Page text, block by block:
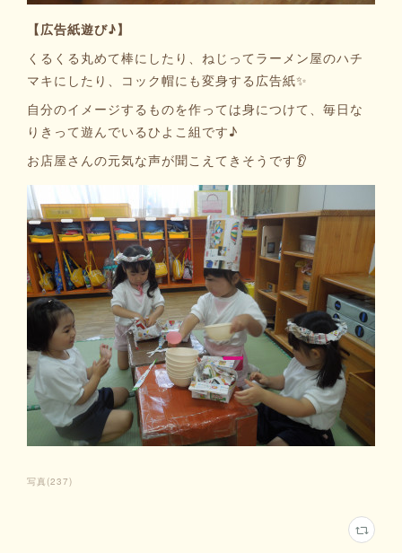
【広告紙遊び♪】
くるくる丸めて棒にしたり、ねじってラーメン屋のハチ
マキにしたり、コック帽にも変身する広告紙✨
自分のイメージするものを作っては身につけて、毎日な
りきって遊んでいるひよこ組です♪
お店屋さんの元気な声が聞こえてきそうです👂
写真 (237)